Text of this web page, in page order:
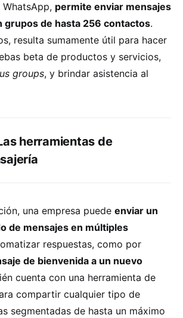
permite enviar mensajes
grupos de hasta 256 contactos.
resulta sumamente útil para hacer
beta de productos y servicios,
groups, y brindar asistencia al
herramientas de
una empresa puede enviar un
de mensajes en múltiples
respuestas, como por
de bienvenida a un nuevo
cuenta con una herramienta de
compartir cualquier tipo de
segmentadas de hasta un máximo